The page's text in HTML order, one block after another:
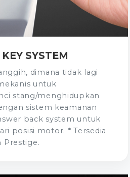
SYSTEM
dimana tidak lagi
untuk
stang/menghidupkan
sistem keamanan
back system untuk
posisi motor. * Tersedia
Prestige.